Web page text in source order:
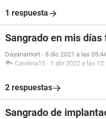
1 respuesta
Sangrado en mis
Dayanamort - 8 dic 2021 a las
Carolina15 - 1 abr 2022 a las
2 respuestas
Sangrado de